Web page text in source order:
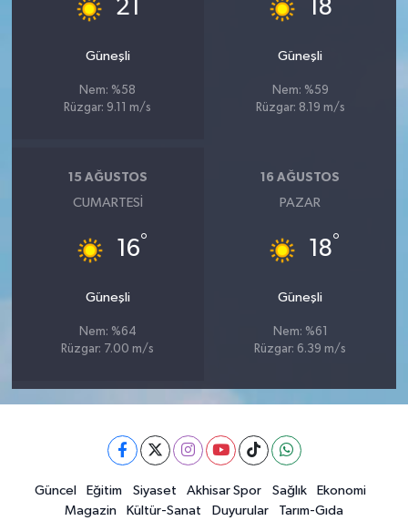
21
Güneşli
Nem: %58
Rüzgar: 9.11 m/s
18
Güneşli
Nem: %59
Rüzgar: 8.19 m/s
15 AĞUSTOS
CUMARTESI
16°
Güneşli
Nem: %64
Rüzgar: 7.00 m/s
16 AĞUSTOS
PAZAR
18°
Güneşli
Nem: %61
Rüzgar: 6.39 m/s
Güncel Eğitim Siyaset Akhisar Spor Sağlık
Ekonomi
Magazin
Kültür-Sanat Duyurular Tarım-Gıda